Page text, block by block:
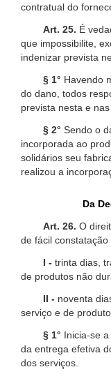
contratual do
Art. 25. É
que impossibilite,
indenizar prevista
§ 1° Havendo
do dano, todos
prevista nesta e
§ 2° Sendo o
incorporada ao
solidários seu
realizou a
Da
Art. 26. O
de fácil constatação
I - trinta dias,
de produtos não
II - noventa
serviço e de
§ 1° Inicia-se
da entrega efetiva
dos serviços.